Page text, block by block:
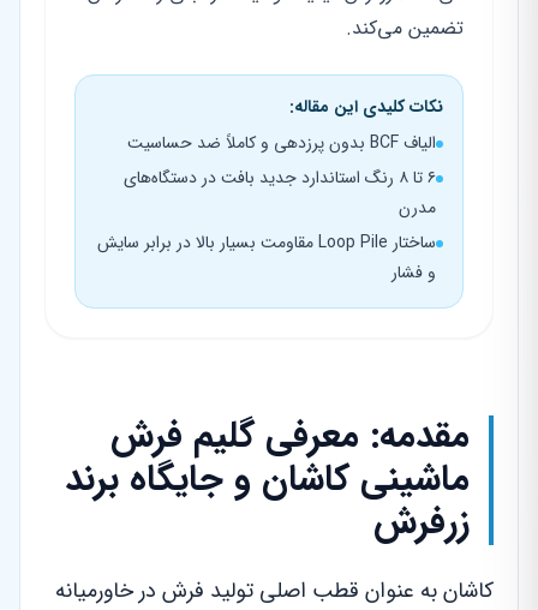
تضمین می‌کند.
نکات کلیدی این مقاله:
الیاف BCF بدون پرزدهی و کاملاً ضد حساسیت
۶ تا ۸ رنگ استاندارد جدید بافت در دستگاه‌های
مدرن
ساختار Loop Pile مقاومت بسیار بالا در برابر سایش
و فشار
مقدمه: معرفی گلیم فرش
ماشینی کاشان و جایگاه برند
زرفرش
کاشان به عنوان قطب اصلی تولید فرش در خاورمیانه